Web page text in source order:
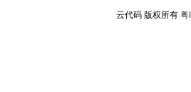
云代码 版权所有 粤